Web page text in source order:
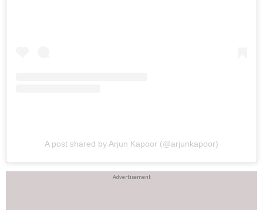
A post shared by Arjun Kapoor (@arjunkapoor)